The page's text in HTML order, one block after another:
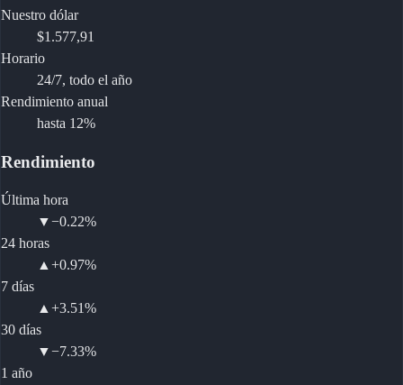
Nuestro dólar
$1.577,91
Horario
24/7, todo el año
Rendimiento anual
hasta 12%
Rendimiento
Última hora
▼−0.22%
24 horas
▲ +0.97%
7 días
▲ +3.51%
30 días
▼−7.33%
1 año